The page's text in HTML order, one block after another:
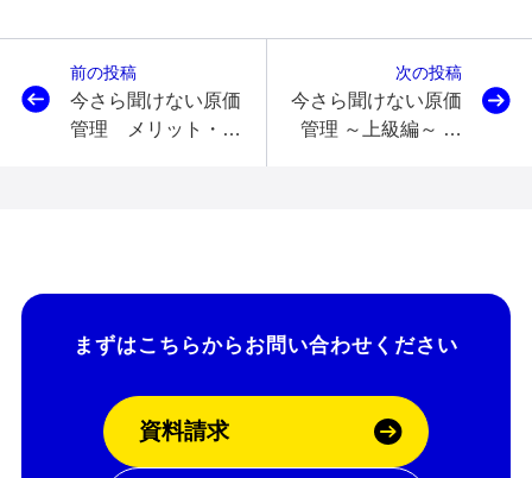
前の投稿
今さら聞けない原価
管理 メリット・デ
次の投稿
今さら聞けない原価
管理 ～上級編～ 損
まずはこちらから お問い合わせください
資料請求